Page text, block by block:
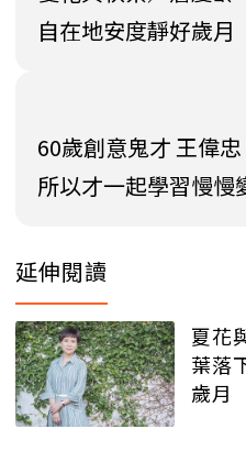
自在地安度靜好歲月
60歲創意鬼才 王偉
所以才一起學習慢慢
延伸閱讀
夏花
葉落
歲月